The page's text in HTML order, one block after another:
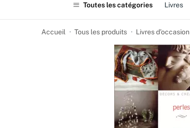
Toutes les catégories Livres
Accueil Tous les produits Livres d’occasion